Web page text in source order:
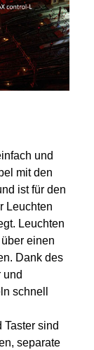
und
mit den
ist für den
Leuchten
Leuchten
einen
Dank des
und
schnell
Taster sind
separate